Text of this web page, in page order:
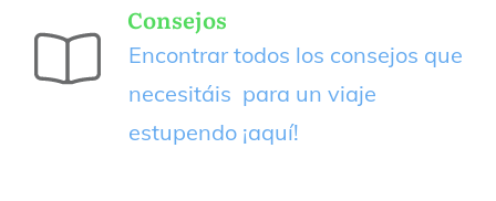
Consejos
Encontrar todos los consejos que
necesitáis para un viaje
estupendo ¡aquí!